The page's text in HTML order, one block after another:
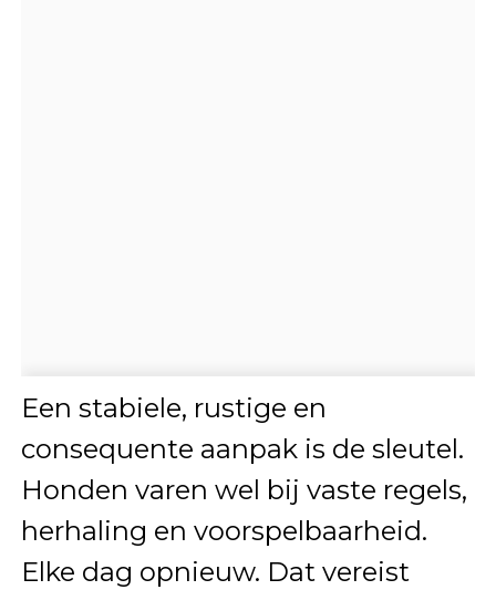
Een stabiele, rustige en
consequente aanpak is de sleutel.
Honden varen wel bij vaste regels,
herhaling en voorspelbaarheid.
Elke dag opnieuw. Dat vereist